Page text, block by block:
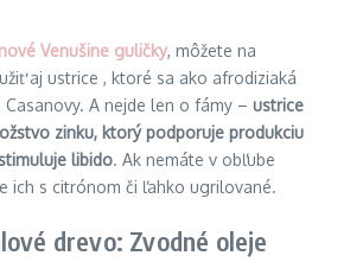
nové Venušine guličky, môžete na
aj ustrice , ktoré sa ako afrodiziaká
A nejde len o fámy – ustrice
zinku, ktorý podporuje produkciu
libido. Ak nemáte v obľube
ich s citrónom či ľahko ugrilované.
drevo: Zvodné oleje